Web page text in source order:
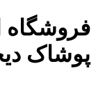
فروشگاه
پوشاک